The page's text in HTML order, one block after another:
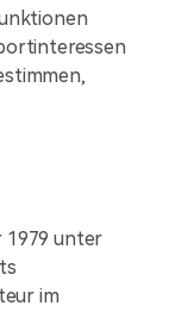
1979 unter
im